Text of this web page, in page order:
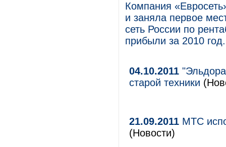
Компания
и заняла первое
сеть России по
прибыли за 2010 год.
04.10.2011
старой техники
21.09.2011 МТС
(Новости)